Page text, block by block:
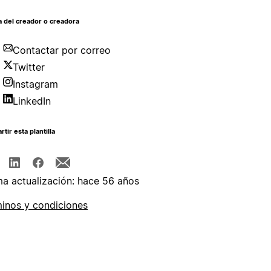
del creador o creadora
Contactar por correo
Twitter
Instagram
LinkedIn
esta plantilla
actualización: hace 56 años
y condiciones